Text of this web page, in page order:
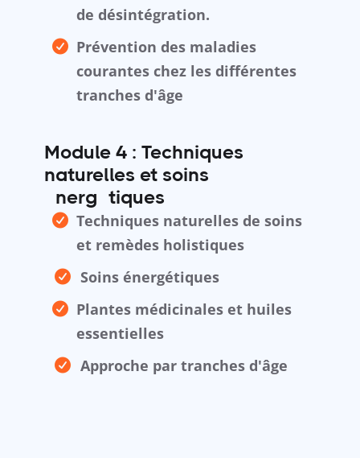
de désintégration.
Prévention des maladies
courantes chez les différentes
tranches d'âge
Module 4 : Techniques
naturelles et soins
énergétiques
Techniques naturelles de soins
et remèdes holistiques
Soins énergétiques
Plantes médicinales et huiles
essentielles
Approche par tranches d'âge